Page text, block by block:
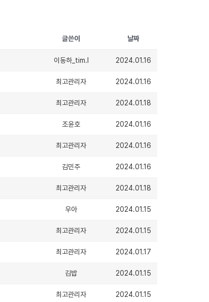
글쓴이 날짜
이동하_tim.l 2024.01.16
최고관리자 2024.01.16
최고관리자 2024.01.18
조윤호 2024.01.16
최고관리자 2024.01.16
김민주 2024.01.16
최고관리자 2024.01.18
우아 2024.01.15
최고관리자 2024.01.15
최고관리자 2024.01.17
김밥 2024.01.15
최고관리자 2024.01.15